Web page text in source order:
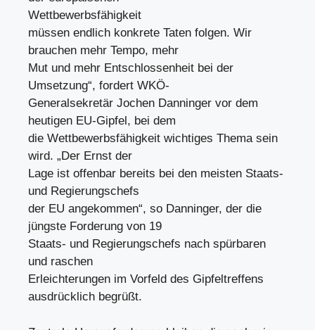
Wettbewerbsfähigkeit
müssen endlich konkrete Taten folgen. Wir
brauchen mehr Tempo, mehr
Mut und mehr Entschlossenheit bei der
Umsetzung“, fordert WKÖ-
Generalsekretär Jochen Danninger vor dem
heutigen EU-Gipfel, bei dem
die Wettbewerbsfähigkeit wichtiges Thema sein
wird. „Der Ernst der
Lage ist offenbar bereits bei den meisten Staats-
und Regierungschefs
der EU angekommen“, so Danninger, der die
jüngste Forderung von 19
Staats- und Regierungschefs nach spürbaren
und raschen
Erleichterungen im Vorfeld des Gipfeltreffens
ausdrücklich begrüßt.